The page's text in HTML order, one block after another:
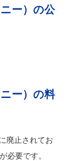
ー）の公
ー）の料
廃止されてお
必要です。